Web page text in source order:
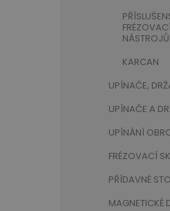
KARCAN
UPÍNAČE,
UPÍNAČE A
UPÍNÁNÍ
FRÉZOVACÍ
PŘÍDAVNÉ
MAGNETICKÉ